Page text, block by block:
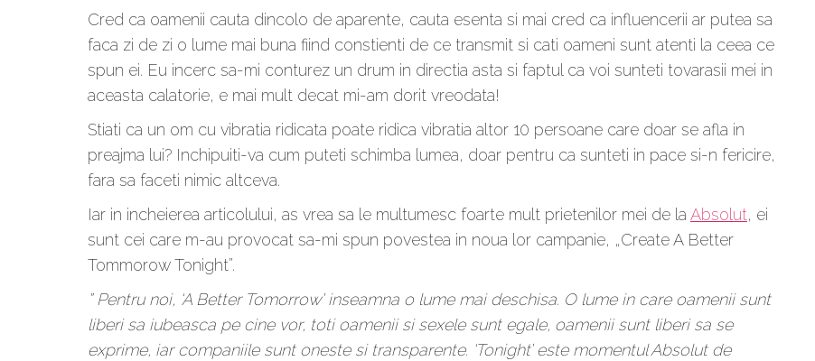
Cred ca oamenii cauta dincolo de aparente, cauta esenta si mai cred ca influencerii ar putea sa
faca zi de zi o lume mai buna fiind constienti de ce transmit si cati oameni sunt atenti la ceea ce
spun ei. Eu incerc sa-mi conturez un drum in directia asta si faptul ca voi sunteti tovarasii mei in
aceasta calatorie, e mai mult decat mi-am dorit vreodata!
Stiati ca un om cu vibratia ridicata poate ridica vibratia altor 10 persoane care doar se afla in
preajma lui? Inchipuiti-va cum puteti schimba lumea, doar pentru ca sunteti in pace si-n fericire,
fara sa faceti nimic altceva.
Iar in incheierea articolului, as vrea sa le multumesc foarte mult prietenilor mei de la Absolut, ei
sunt cei care m-au provocat sa-mi spun povestea in noua lor campanie, „Create A Better
Tommorow Tonight”.
” Pentru noi, ‘A Better Tomorrow’ inseamna o lume mai deschisa. O lume in care oamenii sunt
liberi sa iubeasca pe cine vor, toti oamenii si sexele sunt egale, oamenii sunt liberi sa se
exprime, iar companiile sunt oneste si transparente. ‘Tonight’ este momentul Absolut de